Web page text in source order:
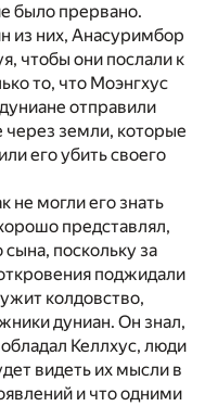
было прервано.
из них, Анасуримбор
чтобы они послали к
то, что Моэнгхус
отправили
через земли, которые
его убить своего
не могли его знать
представлял,
поскольку за
поджидали
колдовство,
дуниан. Он знал,
Келлхус, люди
видеть их мысли в
и что одними